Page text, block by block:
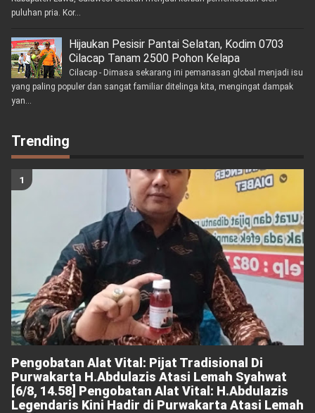
puluhan pria. Kor...
Hijaukan Pesisir Pantai Selatan, Kodim 0703
Cilacap Tanam 2500 Pohon Kelapa
Cilacap - Dimasa sekarang ini pemanasan global menjadi isu
yang paling populer dan sangat familiar ditelinga kita, mengingat dampak
yan...
Trending
Pengobatan Alat Vital: Pijat Tradisional Di
Purwakarta H.Abdulazis Atasi Lemah Syahwat
[6/8, 14.58] Pengobatan Alat Vital: H.Abdulazis
Legendaris Kini Hadir di Purwakarta Atasi Lemah